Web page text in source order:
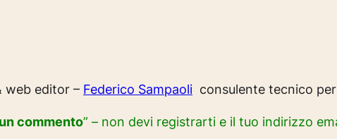
web editor – Federico Sampaoli consulente tecnico
commento” – non devi registrarti e il tuo indirizzo